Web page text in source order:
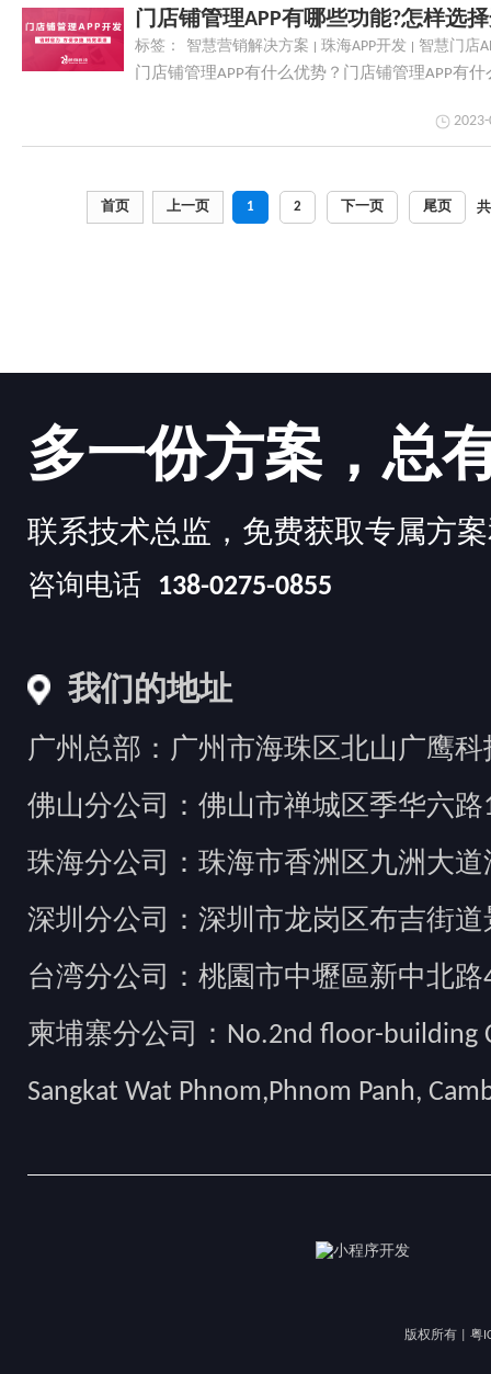
门店铺管理APP有哪些功能?怎样选
标签： 智慧营销解决方案 珠海APP开发
智慧门店
门店铺管理APP有什么优势？门店铺管理APP有
首页 上一页 1 2 下一页 尾页 共
多一份方案，总
联系技术总监，免费获取专属方
咨询电话 138-0275-0855
我们的地址
广州总部：广州市海珠区北山广鹰科
佛山分公司：佛山市禅城区季华六路
珠海分公司：珠海市香洲区九洲大道
深圳分公司：深圳市龙岗区布吉街
台湾分公司：桃園市中壢區新中北路
柬埔寨分公司：No.2nd floor-building
Sangkat Wat Phnom,Phnom Panh,
版权所有 | 粤